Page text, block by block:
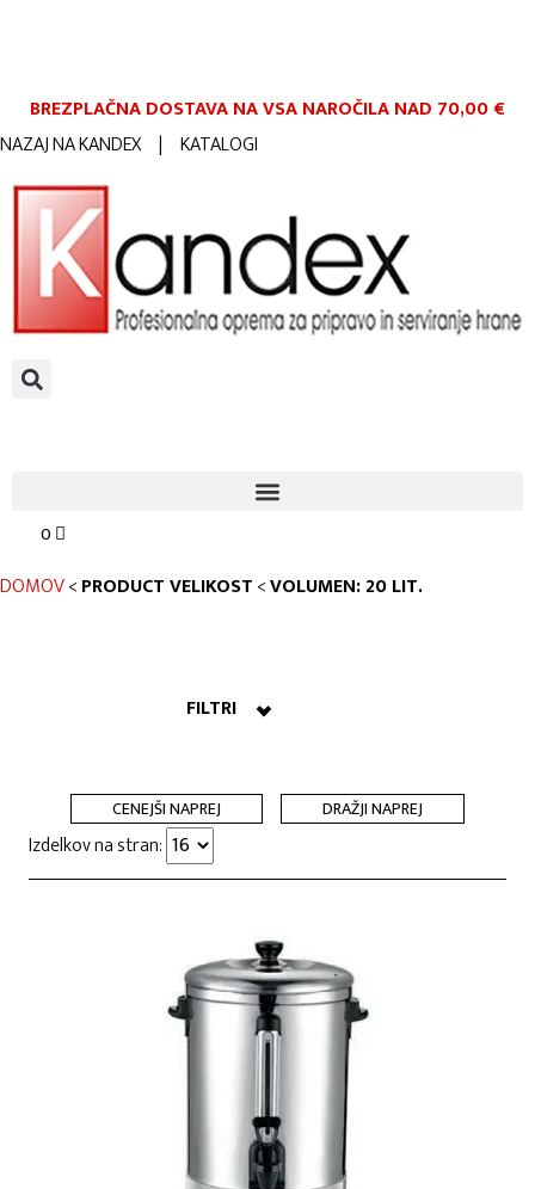
BREZPLAČNA DOSTAVA NA VSA NAROČILANAD 70,00 €
NAZAJ NA KANDEX | KATALOGI
0
DOMOV<PRODUCT VELIKOST<VOLUMEN: 20 LIT.
FILTRI
CENEJŠI NAPREJ DRAŽJI NAPREJ
Izdelkov na stran: